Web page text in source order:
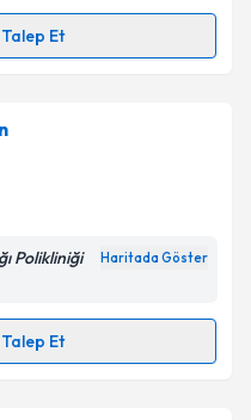
ediyorum.
Et
takvimi talebi
almanız için bir
ile bilgilendireceğiz.
ilişkin
verilerimin belirtilen
Polikliniği Haritada Göster
Et